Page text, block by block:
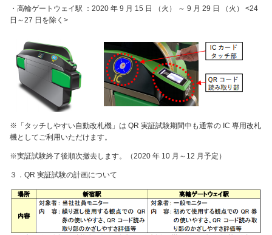
・高輪ゲートウェイ駅 ：2020 年 9 月 15 日 （火） ～ 9 月 29 日 （火） <24
日～27 日を除く>
※「タッチしやすい自動改札機」は QR 実証試験期間中も通常の IC 専用改札
機としてご利用いただけます。
※実証試験終了後順次撤去します。（2020 年 10 月～12 月予定）
３．QR 実証試験の計画について